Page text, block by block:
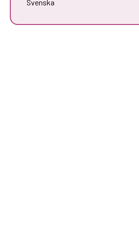
Svenska